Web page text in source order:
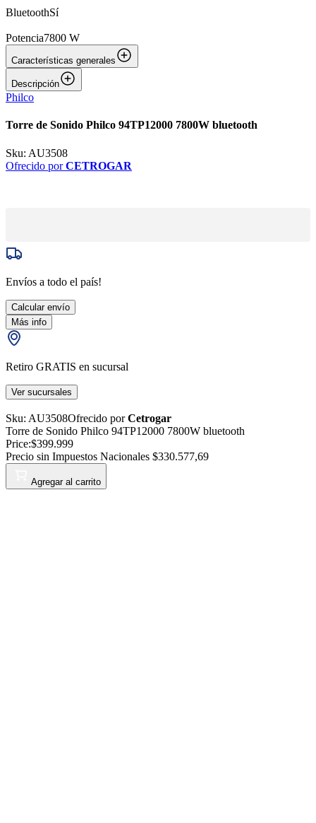
BluetoothSí
Potencia7800 W
Características generales
Descripción
Philco
Torre de Sonido Philco 94TP12000 7800W bluetooth
Sku: AU3508
Ofrecido porCETROGAR
Envíos a todo el país!
Calcular envío
Más info
Retiro GRATIS en sucursal
Ver sucursales
Sku: AU3508Ofrecido porCetrogar
Torre de Sonido Philco 94TP12000 7800W bluetooth
Price:$399.999
Precio sin Impuestos Nacionales $330.577,69
Agregar al carrito